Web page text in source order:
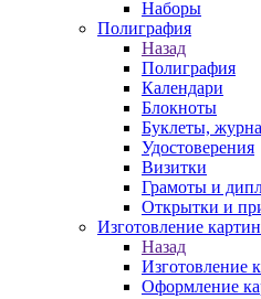
Наборы
Полиграфия
Назад
Полиграфия
Календари
Блокноты
Буклеты,
Удостоверения
Визитки
Грамоты и
Открытки и
Изготовление
Назад
Изготовление
Оформление